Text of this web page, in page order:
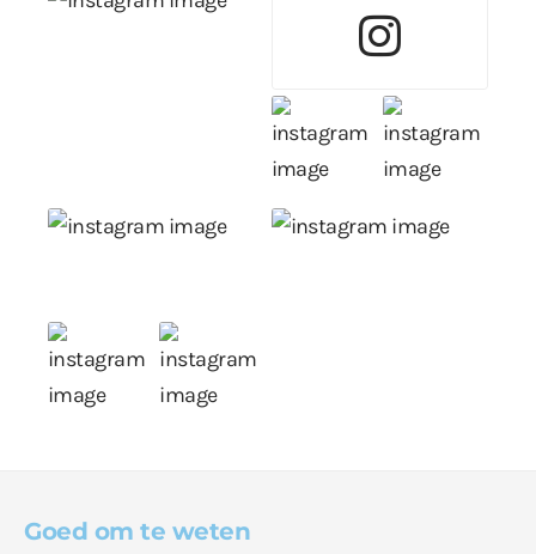
Goed om te weten